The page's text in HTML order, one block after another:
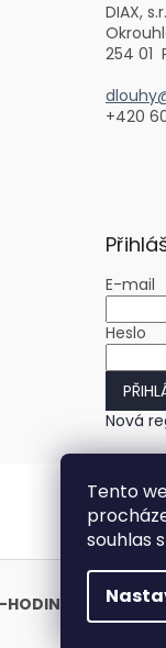
Tento
souhlas
DIAX,
254 01
+420
E-mail
Heslo
Nová
.